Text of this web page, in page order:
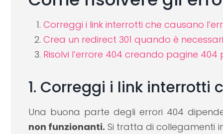
Correggi i link interrotti che causano
Crea un redirect 301 quando è
Risolvi l’errore 404 creando pagine 404
1. Correggi i link interrotti
Una buona parte degli errori 404
non funzionanti. Si tratta di collegamenti